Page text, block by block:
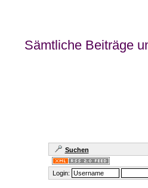
Sämtliche Beiträge
Suchen
Login: